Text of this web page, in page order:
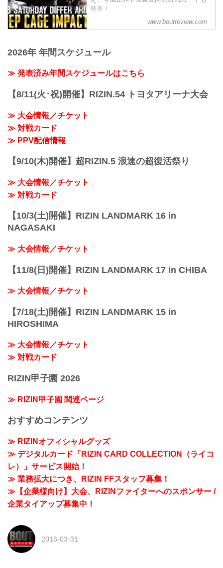
発表！
www.boutreview.com
2026年 年間スケジュール
≫ 発表済み年間スケジュールはこちら
【8/11(火･祝)開催】RIZIN.54 トヨタアリーナ大会
≫ 大会情報／チケット
≫ 対戦カード
≫ PPV配信情報
【9/10(木)開催】超RIZIN.5 浪速の超復活祭り
≫ 大会情報／チケット
≫ 対戦カード
【10/3(土)開催】RIZIN LANDMARK 16 in
NAGASAKI
≫ 大会情報／チケット
【11/8(日)開催】RIZIN LANDMARK 17 in CHIBA
≫ 大会情報／チケット
【7/18(土)開催】RIZIN LANDMARK 15 in
HIROSHIMA
≫ 大会情報／チケット
≫ 対戦カード
RIZIN甲子園 2026
≫ RIZIN甲子園 関連ページ
おすすめコンテンツ
≫ RIZINオフィシャルグッズ
≫ デジタルカード「RIZIN CARD COLLECTION（ライコ
レ）」サービス開始！
≫ 業務拡大につき、RIZIN FFスタッフ募集！
≫【企業様向け】大会、RIZINファイターへのスポンサー /
企業タイアップ募集中！
2016-03-31